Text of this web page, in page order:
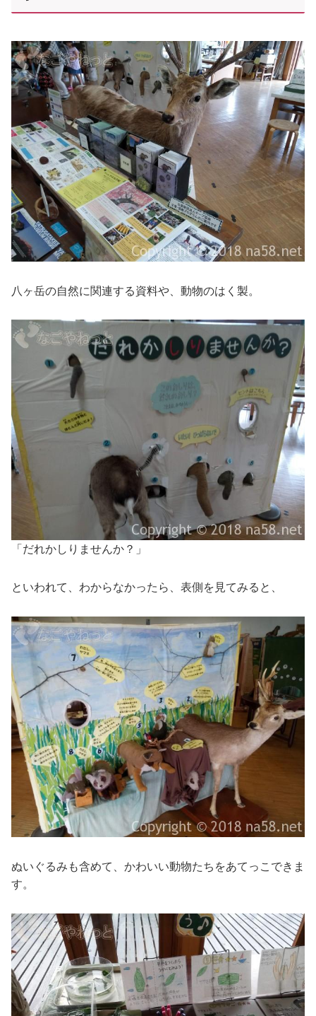
八ヶ岳の自然に関連する資料や、動物のはく製。
「だれかしりませんか？」
といわれて、わからなかったら、表側を見てみると、
ぬいぐるみも含めて、かわいい動物たちをあてっこできま
す。